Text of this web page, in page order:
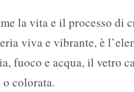
la vita e il processo
viva e vibrante, è
fuoco e acqua, il vetro
colorata.